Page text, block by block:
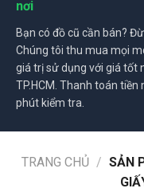
nơi
Bạn có đồ cũ cần bán?
Chúng tôi thu mua mọi
giá trị sử dụng với giá tốt
TP.HCM. Thanh toán tiền
phút kiểm tra.
TRANG CHỦ / SẢN